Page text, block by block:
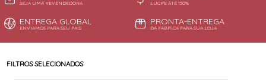
SEJA UMA REVENDEDORA LUCRE ATÉ 150%
ENTREGA GLOBAL
ENVIAMOS PARA SEU PAÍS
PRONTA-ENTREGA
DA FÁBRICA PARA SUA LOJA
FILTROS SELECIONADOS